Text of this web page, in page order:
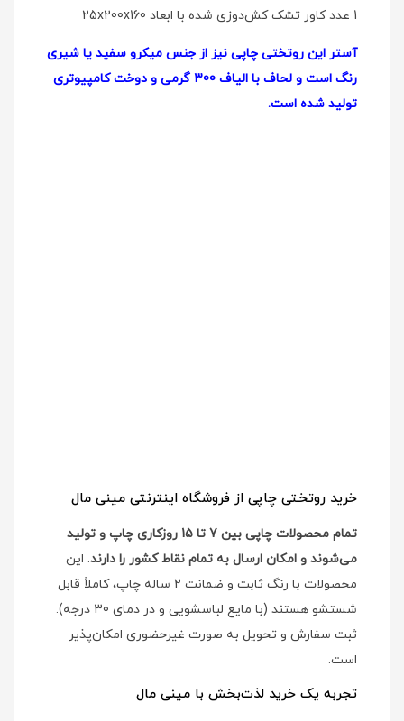
1 عدد کاور تشک کش‌دوزی شده با ابعاد 25x200x160
آستر این روتختی چاپی نیز از جنس میکرو سفید یا شیری
رنگ است و لحاف با الیاف 300 گرمی و دوخت کامپیوتری
تولید شده است.
خرید روتختی چاپی از فروشگاه اینترنتی مینی مال
تمام محصولات چاپی بین 7 تا 15 روزکاری چاپ و تولید
می‌شوند و امکان ارسال به تمام نقاط کشور را دارند. این
محصولات با رنگ ثابت و ضمانت 2 ساله چاپ، کاملاً قابل
شستشو هستند (با مایع لباسشویی و در دمای 30 درجه).
ثبت سفارش و تحویل به صورت غیرحضوری امکان‌پذیر
است.
تجربه یک خرید لذت‌بخش با مینی مال